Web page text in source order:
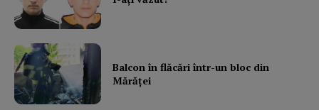
Balcon în flăcări într-un bloc din
Mărăţei